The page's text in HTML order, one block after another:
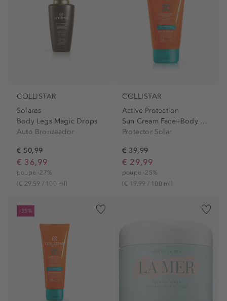
COLLISTAR
Solares
Body Legs Magic Drops
Auto Bronzeador
€ 50,99
€ 36,99
poupe -27%
(€ 29,59 / 100 ml)
COLLISTAR
Active Protection
Sun Cream Face+Body Spf30
Protector Solar
€ 39,99
€ 29,99
poupe -25%
(€ 19,99 / 100 ml)
-35%